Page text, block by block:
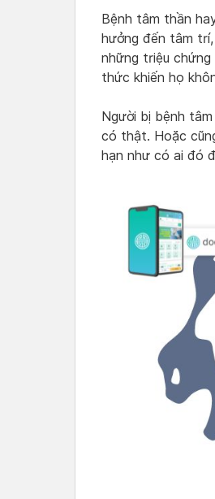
Bệnh tâm thần
hưởng đến tâm
những triệu
thức khiến họ
Người bị bệnh
có thật. Hoặc
hạn như có ai đó